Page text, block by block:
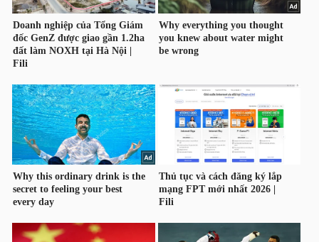
DƯƠNG
TÀI
CHÍNH
CÁ
NHÂN
PHÂN
TÍCH